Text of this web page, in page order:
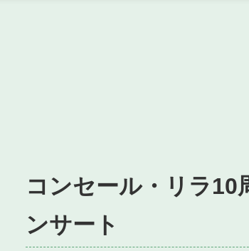
コンセール・リラ10
ンサート